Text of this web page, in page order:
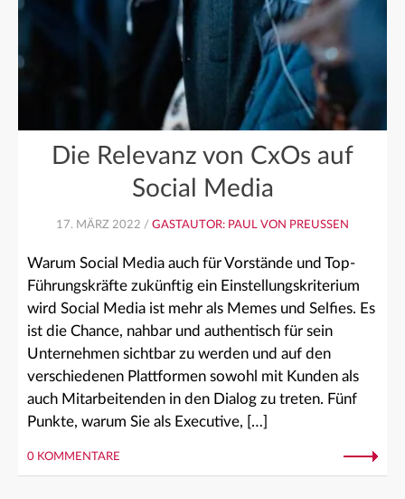
Die Relevanz von CxOs auf
Social Media
17. MÄRZ 2022 / GASTAUTOR: PAUL VON PREUSSEN
Warum Social Media auch für Vorstände und Top-
Führungskräfte zukünftig ein Einstellungskriterium
wird Social Media ist mehr als Memes und Selfies. Es
ist die Chance, nahbar und authentisch für sein
Unternehmen sichtbar zu werden und auf den
verschiedenen Plattformen sowohl mit Kunden als
auch Mitarbeitenden in den Dialog zu treten. Fünf
Punkte, warum Sie als Executive, […]
0 KOMMENTARE